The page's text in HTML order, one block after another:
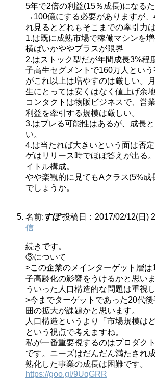
5年で2倍の利益(15％成長)になる
→100億にする必要がありますが
れ見るとどれもそこまでの牽引力
1.は既に成熟市場で稼働マシンを増
横ばいかややプラスが限界
2.はストック型だが年間成長3%程
子高生セグメントで160万人という
がこれ以上は増やすのは厳しい。
生にとっては安くはなく値上げ余
コンタクトは物販ビジネスで、営
利益を牽引する規模は厳しい。
3.はブレる可能性はあるが、成長
い。
4.は当たれば大きいという面は否
ゲはリリース時でほぼ答えが出る
イトル構成。
やや楽観的に見てもAクラス(5%成
でしょうか。
名前:すぽ 投稿日：2017/02/12(日)
信
続きです。
③について
>この企業のメインターゲット層
子高齢化の影響をうけるかと思い
ういった人口構造的な問題は重視
>今までターゲットであった20代
囲の拡大が課題かと思います。
人口構造というより「市場規模は
という視点で考えますね。
私が一番重要視するのはプロダク
です。ニーズはだんだん満たされ
熟化した事業の成長は困難です。
https://goo.gl/9UqGRR